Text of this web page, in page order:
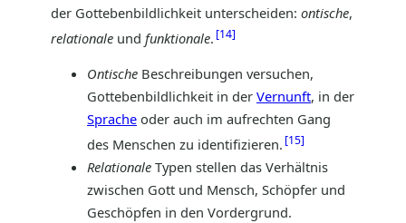
der Gottebenbildlichkeit unterscheiden: ontische,
relationale und funktionale. 14
Ontische Beschreibungen versuchen,
Gottebenbildlichkeit in der Vernunft, in der
Sprache oder auch im aufrechten Gang
des Menschen zu identifizieren. 15
Relationale Typen stellen das Verhältnis
zwischen Gott und Mensch, Schöpfer und
Geschöpfen in den Vordergrund.